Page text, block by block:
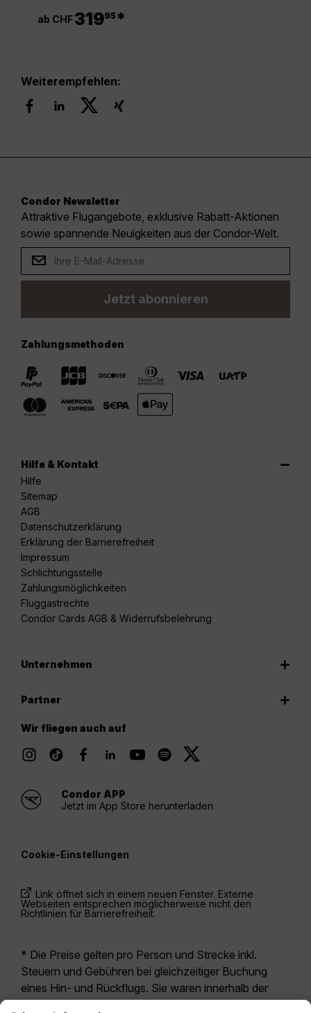
ab CHF31995*
Weiterempfehlen:
Condor Newsletter
Attraktive Flugangebote, exklusive Rabatt-Aktionen
sowie spannende Neuigkeiten aus der Condor-Welt.
Jetzt abonnieren
Zahlungsmethoden
Hilfe & Kontakt
Hilfe
Sitemap
AGB
Datenschutzerklärung
Erklärung der Barrierefreiheit
Impressum
Schlichtungsstelle
Zahlungsmöglichkeiten
Fluggastrechte
Condor Cards AGB & Widerrufsbelehrung
Unternehmen
Partner
Wir fliegen auch auf
Condor APP
Jetzt im App Store herunterladen.
Cookie-Einstellungen
Link öffnet sich in einem neuen Fenster. Externe
Webseiten entsprechen möglicherweise nicht den
Richtlinien für Barrierefreiheit.
* Die Preise gelten pro Person und Strecke inkl.
Steuern und Gebühren bei gleichzeitiger Buchung
eines Hin- und Rückflugs. Sie waren innerhalb der